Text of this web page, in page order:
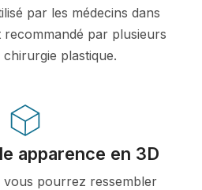
par les médecins dans
recommandé par plusieurs
chirurgie plastique.
apparence en 3D
vous pourrez ressembler